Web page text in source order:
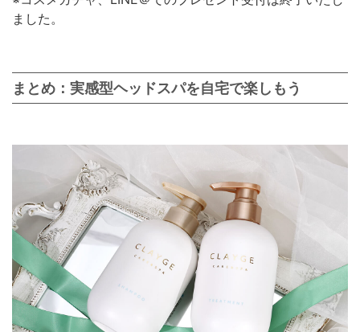
ました。
まとめ：実感型ヘッドスパを自宅で楽しもう